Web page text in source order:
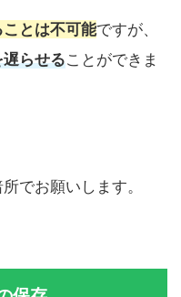
とは不可能ですが、
らせることができま
でお願いします。